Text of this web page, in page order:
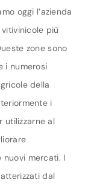
oggi l’azienda
più
zone sono
i numerosi
della
i
utilizzarne al
mercati. I
dal